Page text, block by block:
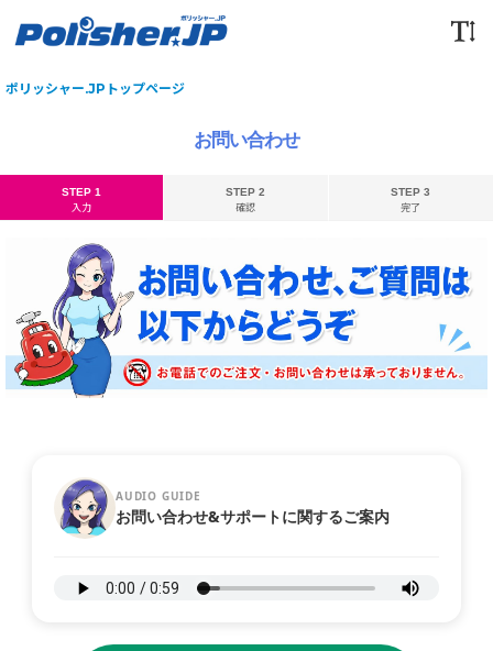
ポリッシャー.JPトップページ
お問い合わせ
STEP 1
入力
STEP 2
確認
STEP 3
完了
AUDIO GUIDE
お問い合わせ&サポートに関するご案内